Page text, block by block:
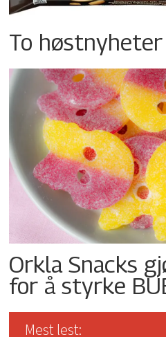
To
Orkla Snacks
for å styrke
Mest lest: